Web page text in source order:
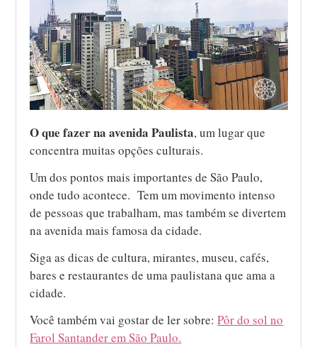
O que fazer na avenida Paulista, um lugar que
concentra muitas opções culturais.
Um dos pontos mais importantes de São Paulo,
onde tudo acontece. Tem um movimento intenso
de pessoas que trabalham, mas também se divertem
na avenida mais famosa da cidade.
Siga as dicas de cultura, mirantes, museu, cafés,
bares e restaurantes de uma paulistana que ama a
cidade.
Você também vai gostar de ler sobre:Pôr do sol no
Farol Santander em São Paulo.